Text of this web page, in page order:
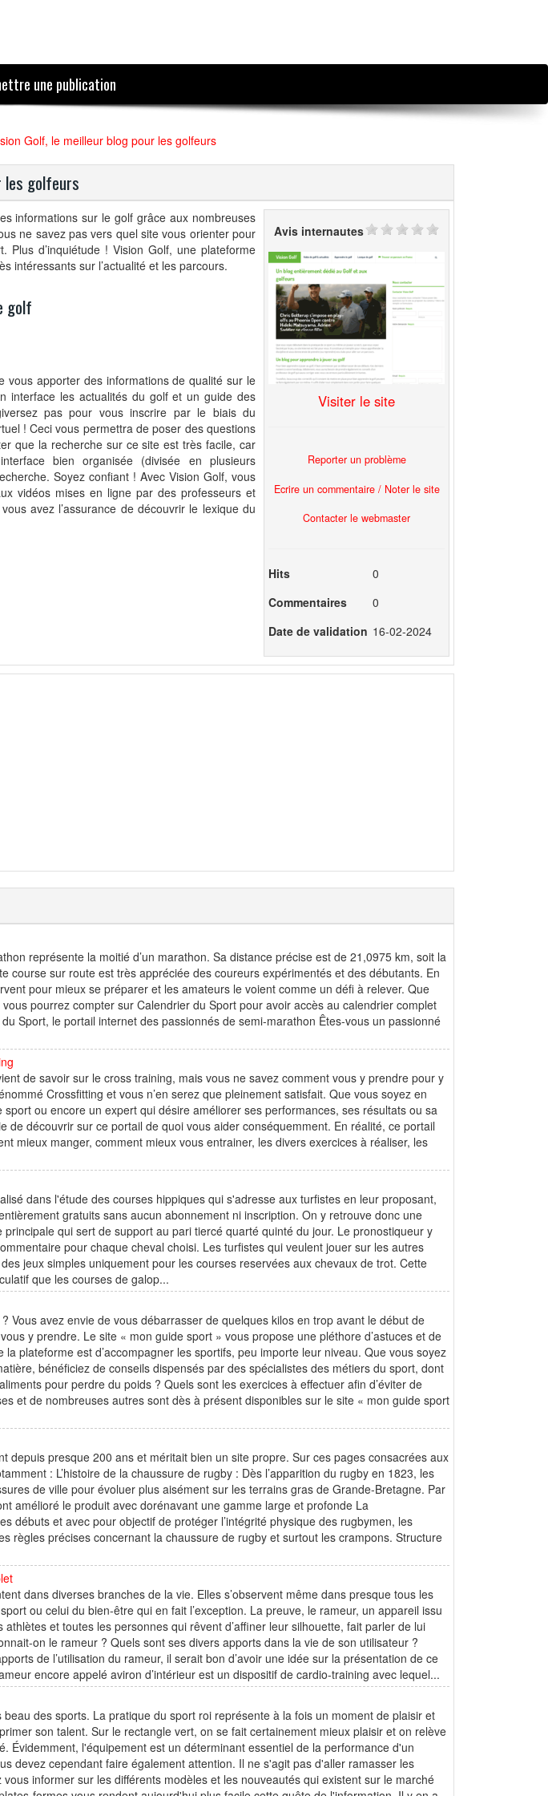
une publication
Golf, le meilleur blog pour les golfeurs
les golfeurs
informations sur le golf grâce aux nombreuses
ne savez pas vers quel site vous orienter pour
Plus d’inquiétude ! Vision Golf, une plateforme
intéressants sur l’actualité et les parcours.
golf
vous apporter des informations de qualité sur le
interface les actualités du golf et un guide des
pas pour vous inscrire par le biais du
! Ceci vous permettra de poser des questions
que la recherche sur ce site est très facile, car
bien organisée (divisée en plusieurs
Soyez confiant ! Avec Vision Golf, vous
vidéos mises en ligne par des professeurs et
avez l’assurance de découvrir le lexique du
Avis internautes
Visiter le site
Reporter un problème
Ecrire un commentaire / Noter le site
Contacter le webmaster
Hits
0
Commentaires
0
Date de validation 16-02-2024
représente la moitié d’un marathon. Sa distance précise est de 21,0975 km, soit la
course sur route est très appréciée des coureurs expérimentés et des débutants. En
pour mieux se préparer et les amateurs le voient comme un défi à relever. Que
vous pourrez compter sur Calendrier du Sport pour avoir accès au calendrier complet
Sport, le portail internet des passionnés de semi-marathon Êtes-vous un passionné
de savoir sur le cross training, mais vous ne savez comment vous y prendre pour y
Crossfitting et vous n’en serez que pleinement satisfait. Que vous soyez en
ou encore un expert qui désire améliorer ses performances, ses résultats ou sa
de découvrir sur ce portail de quoi vous aider conséquemment. En réalité, ce portail
mieux manger, comment mieux vous entrainer, les divers exercices à réaliser, les
dans l'étude des courses hippiques qui s'adresse aux turfistes en leur proposant,
gratuits sans aucun abonnement ni inscription. On y retrouve donc une
qui sert de support au pari tiercé quarté quinté du jour. Le pronostiqueur y
pour chaque cheval choisi. Les turfistes qui veulent jouer sur les autres
jeux simples uniquement pour les courses reservées aux chevaux de trot. Cette
que les courses de galop...
Vous avez envie de vous débarrasser de quelques kilos en trop avant le début de
y prendre. Le site « mon guide sport » vous propose une pléthore d’astuces et de
la plateforme est d’accompagner les sportifs, peu importe leur niveau. Que vous soyez
bénéficiez de conseils dispensés par des spécialistes des métiers du sport, dont
pour perdre du poids ? Quels sont les exercices à effectuer afin d’éviter de
et de nombreuses autres sont dès à présent disponibles sur le site « mon guide sport
depuis presque 200 ans et méritait bien un site propre. Sur ces pages consacrées aux
: L’histoire de la chaussure de rugby : Dès l’apparition du rugby en 1823, les
de ville pour évoluer plus aisément sur les terrains gras de Grande-Bretagne. Par
amélioré le produit avec dorénavant une gamme large et profonde La
débuts et avec pour objectif de protéger l’intégrité physique des rugbymen, les
règles précises concernant la chaussure de rugby et surtout les crampons. Structure
dans diverses branches de la vie. Elles s’observent même dans presque tous les
ou celui du bien-être qui en fait l’exception. La preuve, le rameur, un appareil issu
et toutes les personnes qui rêvent d’affiner leur silhouette, fait parler de lui
on le rameur ? Quels sont ses divers apports dans la vie de son utilisateur ?
de l’utilisation du rameur, il serait bon d’avoir une idée sur la présentation de ce
encore appelé aviron d’intérieur est un dispositif de cardio-training avec lequel...
des sports. La pratique du sport roi représente à la fois un moment de plaisir et
son talent. Sur le rectangle vert, on se fait certainement mieux plaisir et on relève
Évidemment, l'équipement est un déterminant essentiel de la performance d'un
devez cependant faire également attention. Il ne s'agit pas d'aller ramasser les
informer sur les différents modèles et les nouveautés qui existent sur le marché